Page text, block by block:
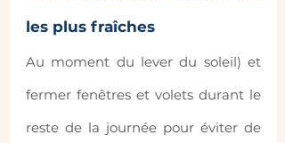
les plus fraîches
Au moment du lever du soleil) et
fermer fenêtres et volets durant le
reste de la journée pour éviter de